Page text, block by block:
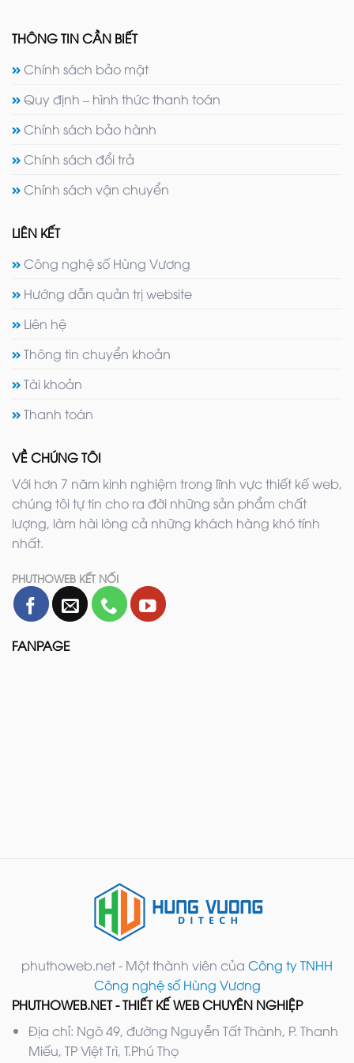
THÔNG TIN CẦN BIẾT
Chính sách bảo mật
Quy định – hình thức thanh toán
Chính sách bảo hành
Chính sách đổi trả
Chính sách vận chuyển
LIÊN KẾT
Công nghệ số Hùng Vương
Hướng dẫn quản trị website
Liên hệ
Thông tin chuyển khoản
Tài khoản
Thanh toán
VỀ CHÚNG TÔI
Với hơn 7 năm kinh nghiệm trong lĩnh vực thiết kế web,
chúng tôi tự tin cho ra đời những sản phẩm chất
lượng, làm hài lòng cả những khách hàng khó tính
nhất.
PHUTHOWEB KẾT NỐI
FANPAGE
phuthoweb.net - Một thành viên của Công ty TNHH
Công nghệ số Hùng Vương
PHUTHOWEB.NET - THIẾT KẾ WEB CHUYÊN NGHIỆP
Địa chỉ: Ngõ 49, đường Nguyễn Tất Thành, P. Thanh
Miếu, TP Việt Trì, T.Phú Thọ